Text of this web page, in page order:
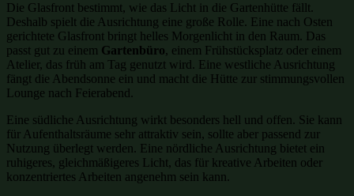
Die Glasfront bestimmt, wie das Licht in die Gartenhütte fällt.
Deshalb spielt die Ausrichtung eine große Rolle. Eine nach Osten
gerichtete Glasfront bringt helles Morgenlicht in den Raum. Das
passt gut zu einem Gartenbüro, einem Frühstücksplatz oder einem
Atelier, das früh am Tag genutzt wird. Eine westliche Ausrichtung
fängt die Abendsonne ein und macht die Hütte zur stimmungsvollen
Lounge nach Feierabend.
Eine südliche Ausrichtung wirkt besonders hell und offen. Sie kann
für Aufenthaltsräume sehr attraktiv sein, sollte aber passend zur
Nutzung überlegt werden. Eine nördliche Ausrichtung bietet ein
ruhigeres, gleichmäßigeres Licht, das für kreative Arbeiten oder
konzentriertes Arbeiten angenehm sein kann.